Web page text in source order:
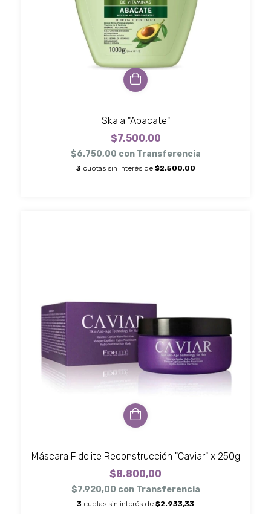
Skala "Abacate"
$7.500,00
$6.750,00 con Transferencia
3 cuotas sin interés de $2.500,00
Máscara Fidelite Reconstrucción "Caviar" x 250g
$8.800,00
$7.920,00 con Transferencia
3 cuotas sin interés de $2.933,33